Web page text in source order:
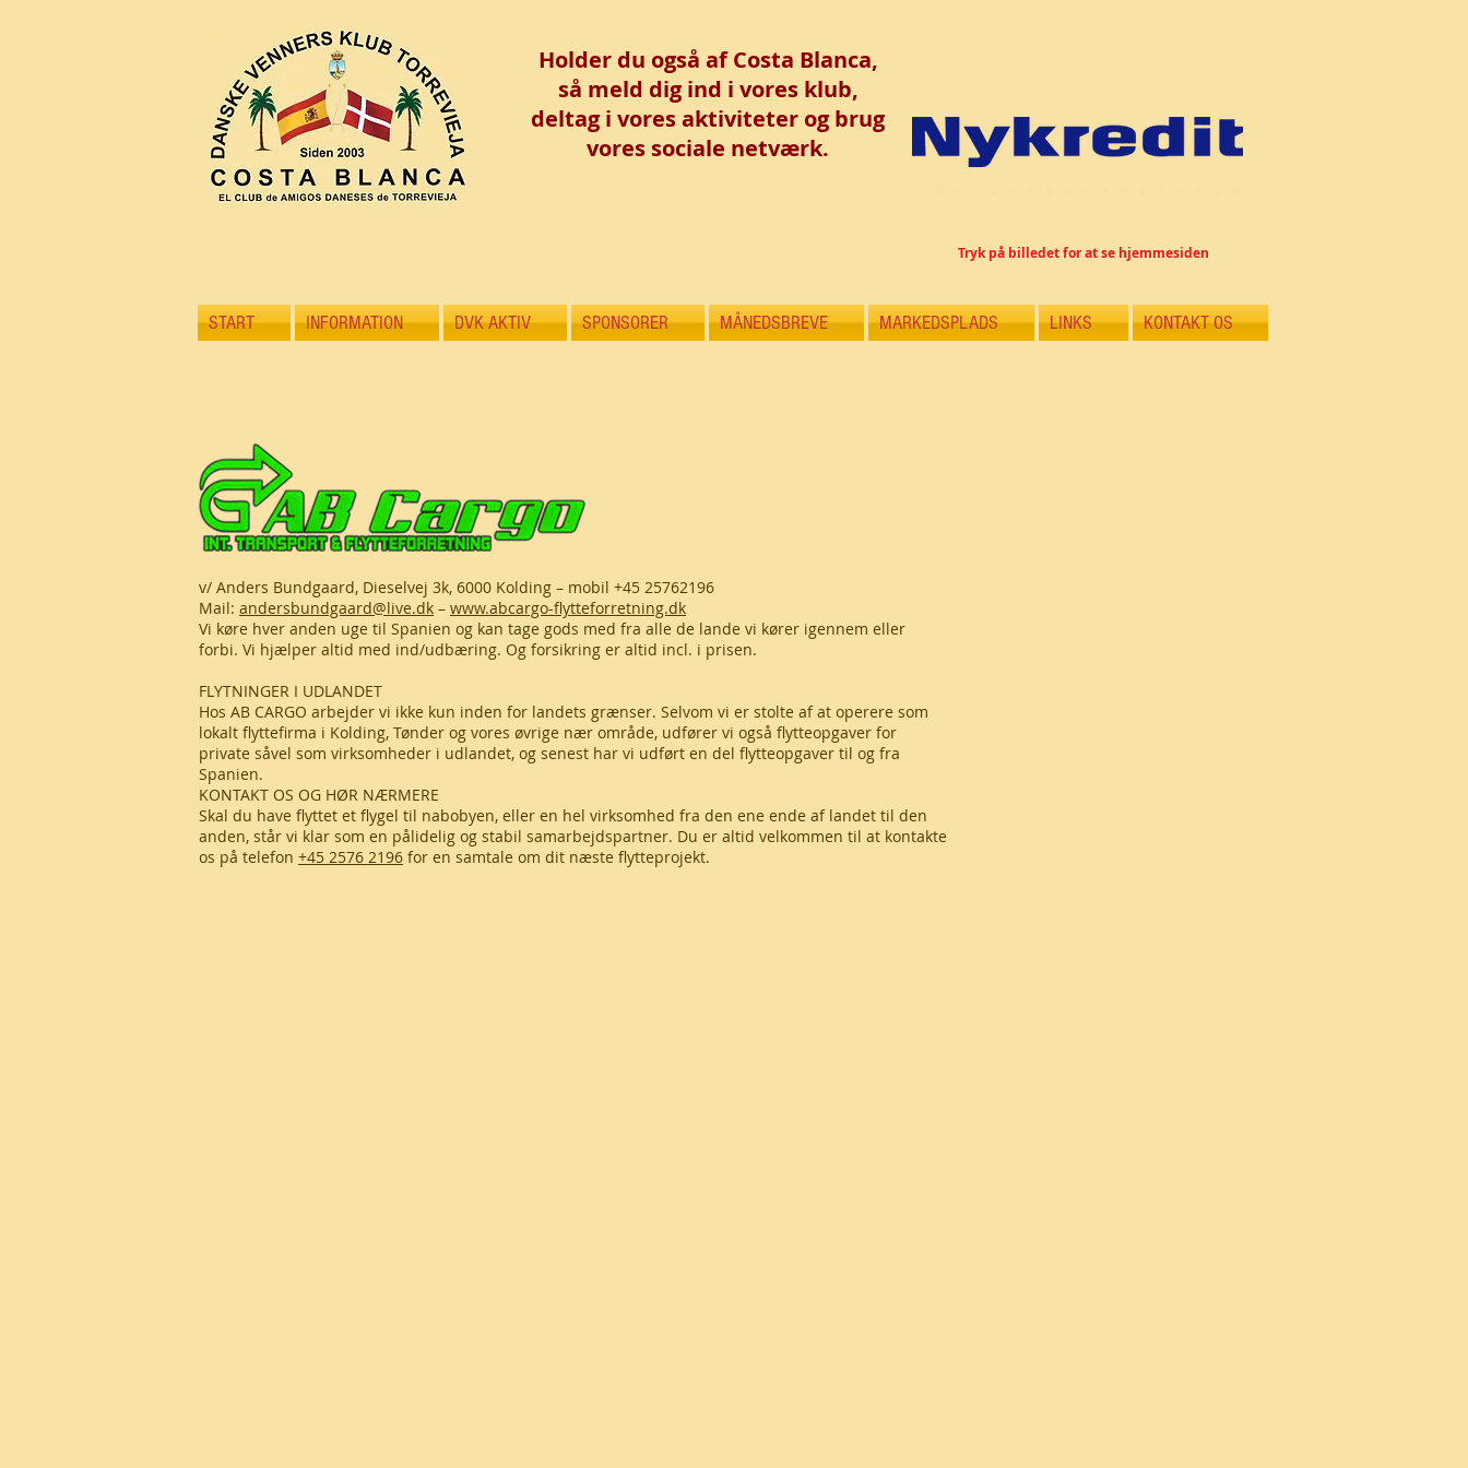
Holder du også af Costa Blanca,
så meld dig ind i vores klub,
deltag i vores aktiviteter og brug
vores sociale netværk.
Tryk på billedet for at se hjemmesiden
START INFORMATION DVK AKTIV SPONSORER MÅNEDSBREVE MARKEDSPLADS LINKS KONTAKT OS
v/ Anders Bundgaard, Dieselvej 3k, 6000 Kolding – mobil +45 25762196
Mail: andersbundgaard@live.dk – www.abcargo-flytteforretning.dk
Vi køre hver anden uge til Spanien og kan tage gods med fra alle de lande vi kører igennem eller
forbi. Vi hjælper altid med ind/udbæring. Og forsikring er altid incl. i prisen.
FLYTNINGER I UDLANDET
Hos AB CARGO arbejder vi ikke kun inden for landets grænser. Selvom vi er stolte af at operere som
lokalt flyttefirma i Kolding, Tønder og vores øvrige nær område, udfører vi også flytteopgaver for
private såvel som virksomheder i udlandet, og senest har vi udført en del flytteopgaver til og fra
Spanien.
KONTAKT OS OG HØR NÆRMERE
Skal du have flyttet et flygel til nabobyen, eller en hel virksomhed fra den ene ende af landet til den
anden, står vi klar som en pålidelig og stabil samarbejdspartner. Du er altid velkommen til at kontakte
os på telefon +45 2576 2196 for en samtale om dit næste flytteprojekt.